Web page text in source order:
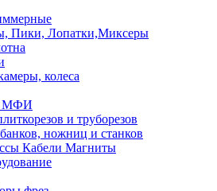
Пики, Лопатки,Миксеры
колеса
МФИ
и труборезов
ножниц и станков
Кабели Магниты